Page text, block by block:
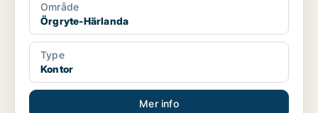
Område
Örgryte-Härlanda
Type
Kontor
Mer info